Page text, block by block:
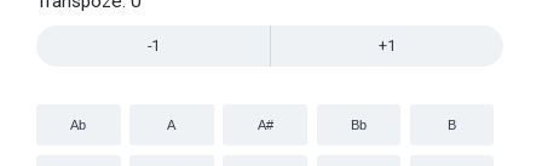
+1
-1
Ab A A# Bb B